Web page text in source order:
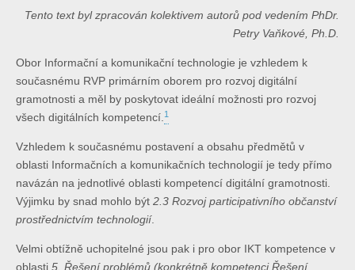
Tento text byl zpracován kolektivem autorů pod vedením PhDr.
Petry Vaňkové, Ph.D.
Obor Informační a komunikační technologie je vzhledem k
současnému RVP primárním oborem pro rozvoj digitální
gramotnosti a měl by poskytovat ideální možnosti pro rozvoj
všech digitálních kompetencí.1
Vzhledem k současnému postavení a obsahu předmětů v
oblasti Informačních a komunikačních technologií je tedy přímo
navázán na jednotlivé oblasti kompetencí digitální gramotnosti.
Výjimku by snad mohlo být 2.3 Rozvoj participativního občanství
prostřednictvím technologií.
Velmi obtížně uchopitelné jsou pak i pro obor IKT kompetence v
oblasti 5. Řešení problémů (konkrétně kompetenci Řešení